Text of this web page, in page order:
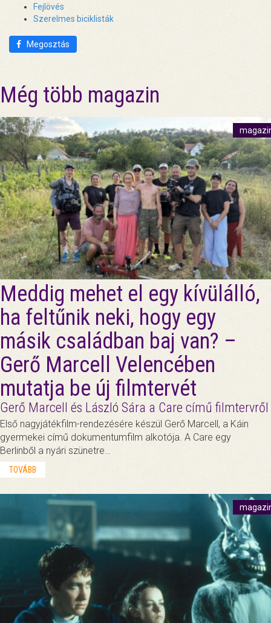
Fejlövés
Szerelmes biciklisták
Megosztás
Még több magazin
Meddig mehet el egy kívülálló,
ha feltűnik neki, hogy egy
másik családban baj van? –
Gerő Marcell Velencében
mutatja be új filmtervét
Gerő Marcell és László Sára a Care című filmtervről
Első nagyjátékfilm-rendezésére készül Gerő Marcell, a Káin
gyermekei című dokumentumfilm alkotója. A Care egy
Berlinből a nyári szünetre…
TOVÁBB